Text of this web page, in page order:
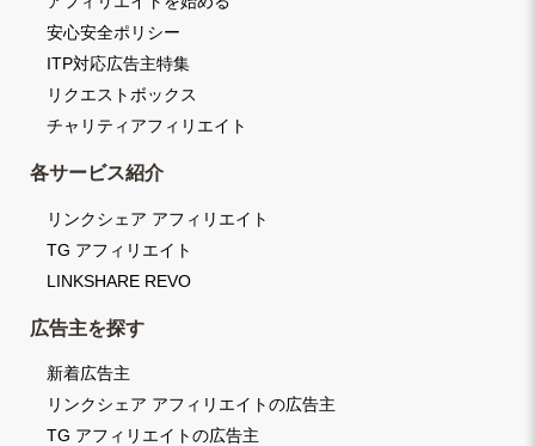
安心安全ポリシー
ITP対応広告主特集
リクエストボックス
チャリティアフィリエイト
各サービス紹介
リンクシェア アフィリエイト
TG アフィリエイト
LINKSHARE REVO
広告主を探す
新着広告主
リンクシェア アフィリエイトの広告主
TG アフィリエイトの広告主